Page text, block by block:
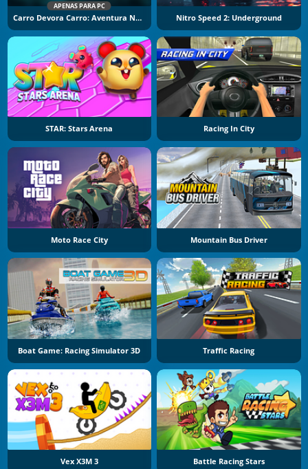
APENAS PARA PC
Carro Devora Carro: Aventura No Calabouço Nitro Speed 2: Underground
STAR: Stars Arena Racing In City
Moto Race City Mountain Bus Driver
Boat Game: Racing Simulator 3D Traffic Racing
Vex X3M 3 Battle Racing Stars